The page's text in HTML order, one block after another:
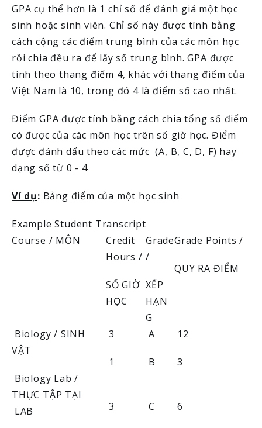
GPA cụ thể hơn là 1 chỉ số để đánh giá một học
sinh hoặc sinh viên. Chỉ số này được tính bằng
cách cộng các điểm trung bình của các môn học
rồi chia đều ra để lấy số trung bình. GPA được
tính theo thang điểm 4, khác với thang điểm của
Việt Nam là 10, trong đó 4 là điểm số cao nhất.
Điểm GPA được tính bằng cách chia tổng số điểm
có được của các môn học trên số giờ học. Điểm
được đánh dấu theo các mức (A, B, C, D, F) hay
dạng số từ 0 - 4
Ví dụ: Bảng điểm của một học sinh
Example Student Transcript
Course / MÔN
Credit
Hours /
SỐ GIỜ
HỌC
Grade
/
XẾP
HẠN
G
Grade Points /
QUY RA ĐIỂM
Biology / SINH
VẬT
Biology Lab /
THỰC TẬP TẠI
LAB
3
1
3
A
B
C
12
3
6